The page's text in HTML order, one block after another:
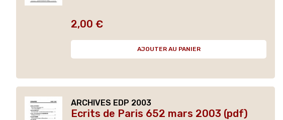
Prix
2,00 €
AJOUTER AU PANIER
ARCHIVES EDP 2003
Ecrits de Paris 652 mars 2003 (pdf)